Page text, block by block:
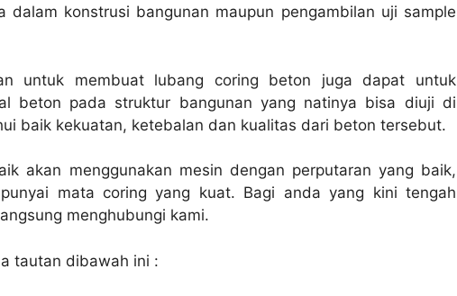
dalam konstrusi bangunan maupun pengambilan uji sample
untuk membuat lubang coring beton juga dapat untuk
beton pada struktur bangunan yang natinya bisa diuji di
baik kekuatan, ketebalan dan kualitas dari beton tersebut.
akan menggunakan mesin dengan perputaran yang baik,
mata coring yang kuat. Bagi anda yang kini tengah
menghubungi kami.
tautan dibawah ini :